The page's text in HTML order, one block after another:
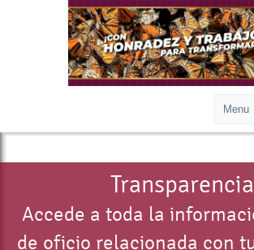
Transparencia
Accede a toda la
de oficio relacionada con